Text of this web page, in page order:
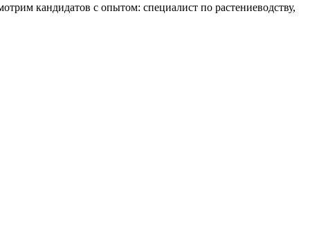
кандидатов с опытом: специалист по растениеводству,